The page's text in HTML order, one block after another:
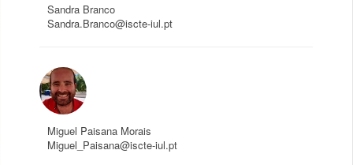
Sandra Branco
Sandra.Branco@iscte-iul.pt
Miguel Paisana Morais
Miguel_Paisana@iscte-iul.pt